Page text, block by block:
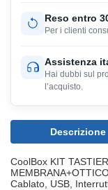
Reso entro
Per i clienti
Assistenza
Hai dubbi sul
l’acquisto.
Descrizione
CoolBox KIT
Cablato, USB,